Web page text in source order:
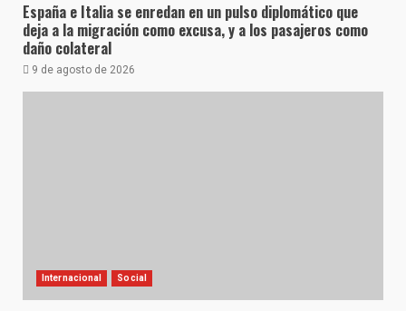
España e Italia se enredan en un pulso diplomático que
deja a la migración como excusa, y a los pasajeros como
daño colateral
9 de agosto de 2026
Internacional Social